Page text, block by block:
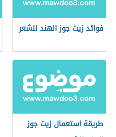
فوائد زيت جوز الهند للشعر
طريقة استعمال زيت جوز